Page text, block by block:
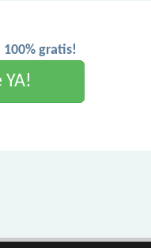
gratis!